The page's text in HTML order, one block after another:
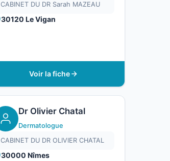
CABINET DU DR Sarah MAZEAU
30120 Le Vigan
Voir la fiche
Dr Olivier Chatal
Dermatologue
CABINET DU DR OLIVIER CHATAL
30000 Nîmes